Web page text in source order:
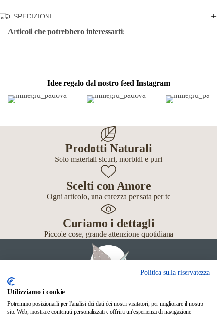
SPEDIZIONI
Articoli che potrebbero interessarti:
Idee regalo dal nostro feed Instagram
Prodotti Naturali
Solo materiali sicuri, morbidi e puri
Scelti con Amore
Ogni articolo, una carezza pensata per te
Curiamo i dettagli
Piccole cose, grande attenzione quotidiana
Giochi
Politica sulla riservatezza
Utilizziamo i cookie
Potremmo posizionarli per l'analisi dei dati dei nostri visitatori, per migliorare il nostro
sito Web, mostrare contenuti personalizzati e offrirti un'esperienza di navigazione